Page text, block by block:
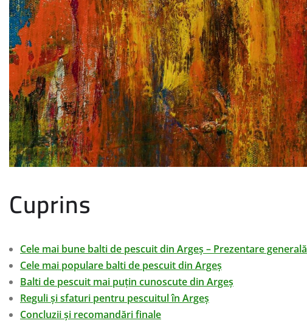
Cuprins
Cele mai bune balti de pescuit din Argeș – Prezentare generală
Cele mai populare balti de pescuit din Argeș
Balti de pescuit mai puțin cunoscute din Argeș
Reguli și sfaturi pentru pescuitul în Argeș
Concluzii și recomandări finale